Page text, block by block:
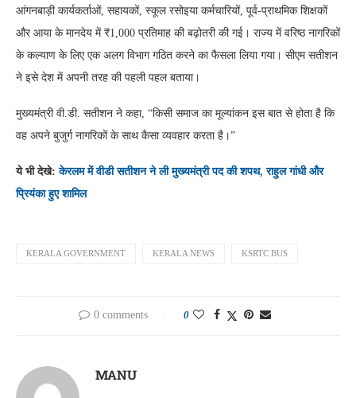
आंगनबाड़ी कार्यकर्ताओं, सहायकों, स्कूल रसोइया कर्मचारियों, पूर्व-प्राथमिक शिक्षकों
और आया के मानदेय में ₹1,000 प्रतिमाह की बढ़ोतरी की गई। राज्य में वरिष्ठ नागरिकों
के कल्याण के लिए एक अलग विभाग गठित करने का फैसला लिया गया। सीएम सतीशन
ने इसे देश में अपनी तरह की पहली पहल बताया।
मुख्यमंत्री वी.डी. सतीशन ने कहा, “किसी समाज का मूल्यांकन इस बात से होता है कि
वह अपने बुजुर्ग नागरिकों के साथ कैसा व्यवहार करता है।”
ये भी देखे:केरलम में वीडी सतीशन ने ली मुख्यमंत्री पद की शपथ, राहुल गांधी और
प्रियंका हुए शामिल
KERALA GOVERNMENT KERALA NEWS KSRTC BUS
0 comments 0
MANU